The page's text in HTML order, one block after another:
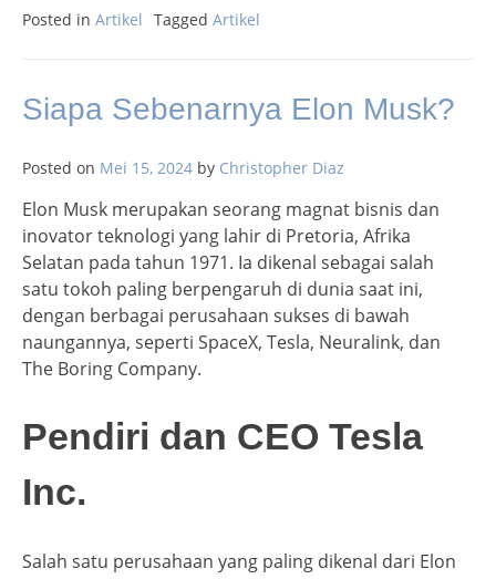
Posted in Artikel Tagged Artikel
Siapa Sebenarnya Elon Musk?
Posted on Mei 15, 2024 by Christopher Diaz
Elon Musk merupakan seorang magnat bisnis dan
inovator teknologi yang lahir di Pretoria, Afrika
Selatan pada tahun 1971. Ia dikenal sebagai salah
satu tokoh paling berpengaruh di dunia saat ini,
dengan berbagai perusahaan sukses di bawah
naungannya, seperti SpaceX, Tesla, Neuralink, dan
The Boring Company.
Pendiri dan CEO Tesla
Inc.
Salah satu perusahaan yang paling dikenal dari Elon